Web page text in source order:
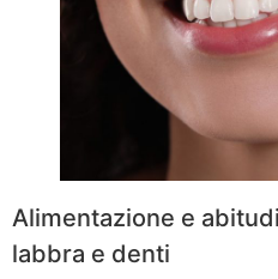
Alimentazione e
labbra e denti